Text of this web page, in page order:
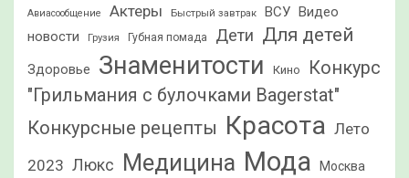
Авиасообщение Актеры Быстрый завтрак ВСУ Видео
новости
Грузия Губная помада Дети Для детей
Здоровье Знаменитости Кино
Конкурс
"Грильмания с булочками Bagerstat"
Конкурсные рецепты Красота Лето
2023 Люкс Медицина Мода Москва